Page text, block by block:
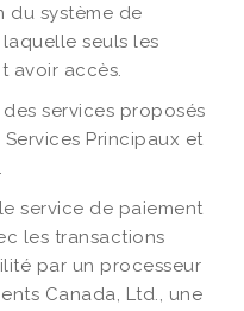
du système de
seuls les
avoir accès.
services proposés
Principaux et
service de paiement
les transactions
par un processeur
Canada, Ltd., une